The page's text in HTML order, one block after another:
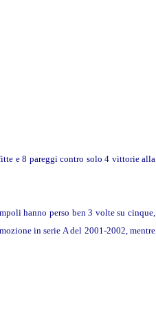
e 8 pareggi contro solo 4 vittorie alla
hanno perso ben 3 volte su cinque,
in serie A del 2001-2002, mentre